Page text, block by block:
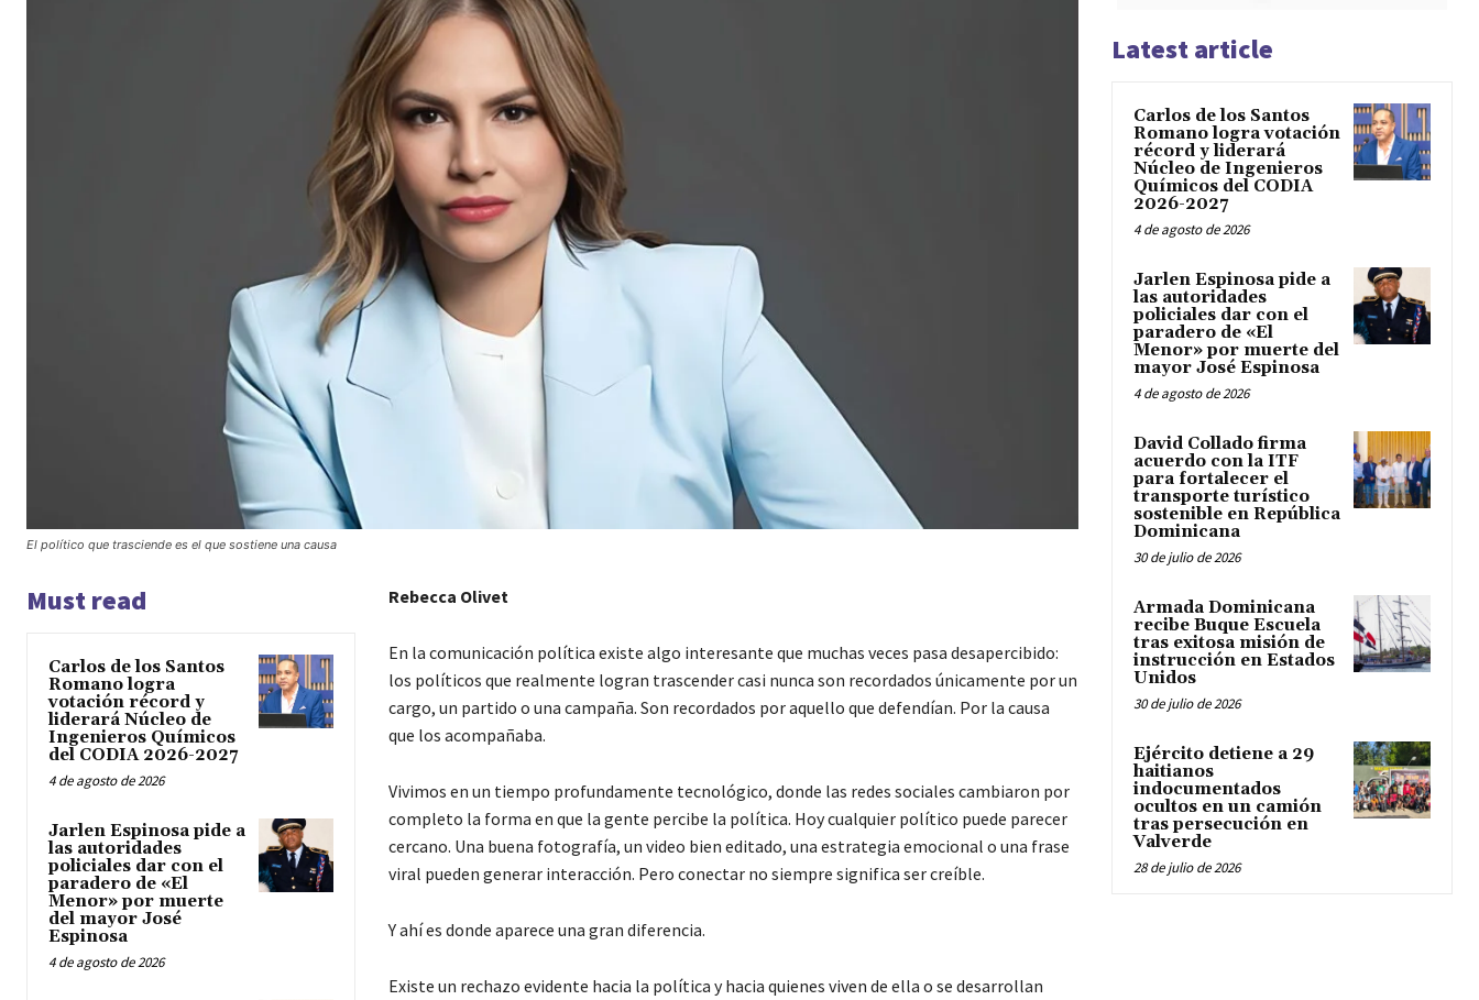
El político que trasciende es el que sostiene una causa
Must read
Carlos de los Santos
Romano logra
votación récord y
liderará Núcleo de
Ingenieros Químicos
del CODIA 2026-2027
4 de agosto de 2026
Jarlen Espinosa pide a
las autoridades
policiales dar con el
paradero de «El
Menor» por muerte
del mayor José
Espinosa
4 de agosto de 2026
Rebecca Olivet
En la comunicación política existe algo interesante que muchas veces pasa desapercibido:
los políticos que realmente logran trascender casi nunca son recordados únicamente por un
cargo, un partido o una campaña. Son recordados por aquello que defendían. Por la causa
que los acompañaba.
Vivimos en un tiempo profundamente tecnológico, donde las redes sociales cambiaron por
completo la forma en que la gente percibe la política. Hoy cualquier político puede parecer
cercano. Una buena fotografía, un video bien editado, una estrategia emocional o una frase
viral pueden generar interacción. Pero conectar no siempre significa ser creíble.
Y ahí es donde aparece una gran diferencia.
Existe un rechazo evidente hacia la política y hacia quienes viven de ella o se desarrollan
Latest article
Carlos de los Santos
Romano logra votación
récord y liderará
Núcleo de Ingenieros
Químicos del CODIA
2026-2027
4 de agosto de 2026
Jarlen Espinosa pide a
las autoridades
policiales dar con el
paradero de «El
Menor» por muerte del
mayor José Espinosa
4 de agosto de 2026
David Collado firma
acuerdo con la ITF
para fortalecer el
transporte turístico
sostenible en República
Dominicana
30 de julio de 2026
Armada Dominicana
recibe Buque Escuela
tras exitosa misión de
instrucción en Estados
Unidos
30 de julio de 2026
Ejército detiene a 29
haitianos
indocumentados
ocultos en un camión
tras persecución en
Valverde
28 de julio de 2026